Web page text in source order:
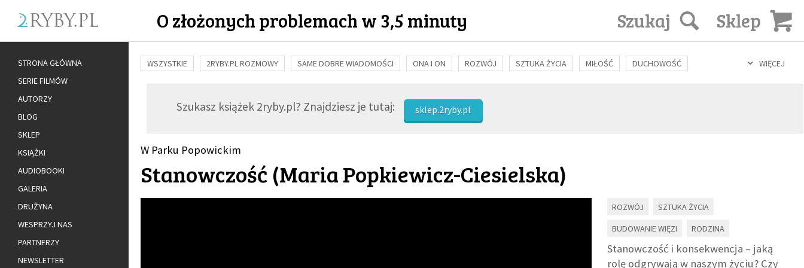
O złożonych problemach w 3,5 minuty Sklep
Szukaj
WIĘCEJ
WSZYSTKIE 2RYBY.PL ROZMOWY SAME DOBRE WIADOMOŚCI ONA I ON ROZWÓJ SZTUKA ŻYCIA MIŁOŚĆ DUCHOWOŚĆ
BUDOWANIE WIĘZI RODZINA NAUKA BIBLIA KOBIETA MĘŻCZYZNA RELIGIE FILOZOFIA KULTURA ŚWIĘCI SEKS IN VITRO
ADOPCJASzukasz książek 2ryby.pl? Znajdziesz je tutaj: sklep.2ryby.pl
W Parku Popowickim
Stanowczość (Maria Popkiewicz-Ciesielska)
ROZWÓJ
SZTUKA ŻYCIA
BUDOWANIE WIĘZI
RODZINA
Stanowczość i konsekwencja – jaką
rolę odgrywają w naszym życiu? Czy
STRONA GŁÓWNA
SERIE FILMÓW
AUTORZY
BLOG
SKLEP
KSIĄŻKI
AUDIOBOOKI
GALERIA
DRUŻYNA
WESPRZYJ NAS
PARTNERZY
NEWSLETTER